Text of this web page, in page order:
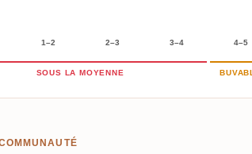
1–2 2–3 3–4 4–5
SOUS LA MOYENNE